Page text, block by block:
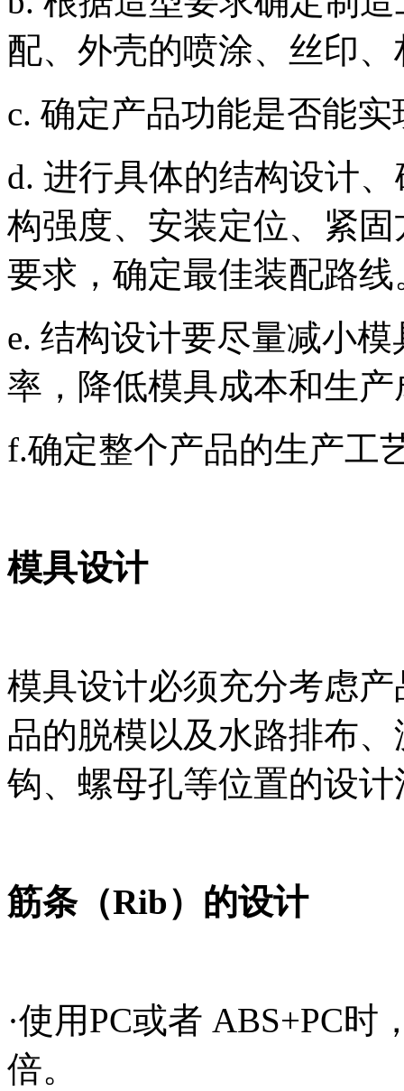
配、外壳的喷涂、丝印
c. 确定产品功能是否能
d. 进行具体的结构设计
构强度、安装定位、紧
要求，确定最佳装配路线
e. 结构设计要尽量减小
率，降低模具成本和生产
f.确定整个产品的生产工
模具设计
模具设计必须充分考虑
品的脱模以及水路排布
钩、螺母孔等位置的设
筋条（Rib）的设计
·使用PC或者 ABS+PC时
倍。